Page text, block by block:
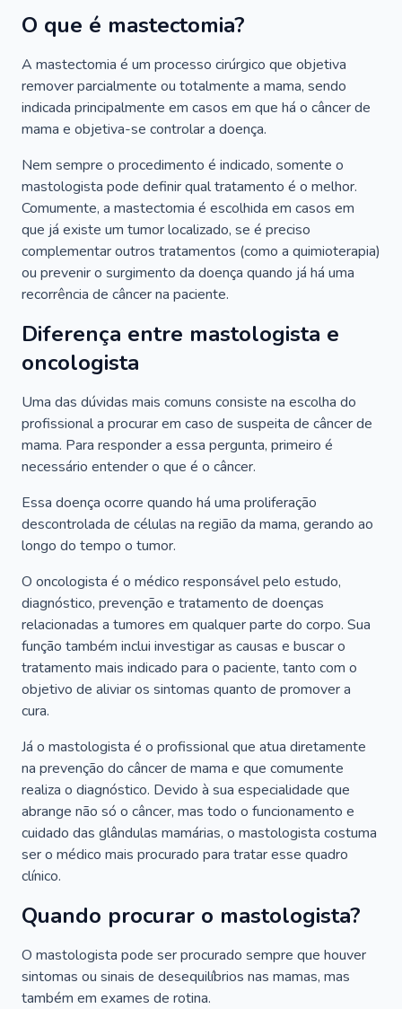
O que é mastectomia?
A mastectomia é um processo cirúrgico que objetiva
remover parcialmente ou totalmente a mama, sendo
indicada principalmente em casos em que há o câncer de
mama e objetiva-se controlar a doença.
Nem sempre o procedimento é indicado, somente o
mastologista pode definir qual tratamento é o melhor.
Comumente, a mastectomia é escolhida em casos em
que já existe um tumor localizado, se é preciso
complementar outros tratamentos (como a quimioterapia)
ou prevenir o surgimento da doença quando já há uma
recorrência de câncer na paciente.
Diferença entre mastologista e
oncologista
Uma das dúvidas mais comuns consiste na escolha do
profissional a procurar em caso de suspeita de câncer de
mama. Para responder a essa pergunta, primeiro é
necessário entender o que é o câncer.
Essa doença ocorre quando há uma proliferação
descontrolada de células na região da mama, gerando ao
longo do tempo o tumor.
O oncologista é o médico responsável pelo estudo,
diagnóstico, prevenção e tratamento de doenças
relacionadas a tumores em qualquer parte do corpo. Sua
função também inclui investigar as causas e buscar o
tratamento mais indicado para o paciente, tanto com o
objetivo de aliviar os sintomas quanto de promover a
cura.
Já o mastologista é o profissional que atua diretamente
na prevenção do câncer de mama e que comumente
realiza o diagnóstico. Devido à sua especialidade que
abrange não só o câncer, mas todo o funcionamento e
cuidado das glândulas mamárias, o mastologista costuma
ser o médico mais procurado para tratar esse quadro
clínico.
Quando procurar o mastologista?
O mastologista pode ser procurado sempre que houver
sintomas ou sinais de desequilíbrios nas mamas, mas
também em exames de rotina.